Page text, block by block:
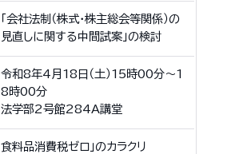
「会社法制（株式・株主総会等関係）の
見直しに関する中間試案」の検討
令和8年4月18日（土）15時00分～1
8時00分
法学部2号館284A講堂
食料品消費税ゼロ」のカラクリ